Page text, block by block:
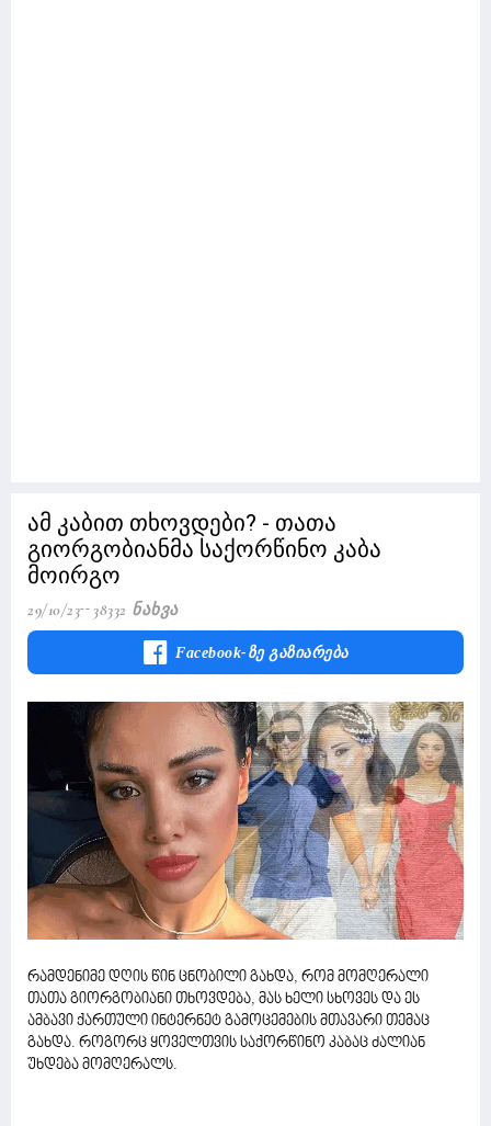
ამ კაბით თხოვდები? - თათა
გიორგობიანმა საქორწინო კაბა
მოირგო
29/10/23 38332 Ნახვა
Facebook-Ზე Გაზიარება
რამდენიმე დღის წინ ცნობილი გახდა, რომ მომღერალი
თათა გიორგობიანი თხოვდება, მას ხელი სხოვეს და ეს
ამბავი ქართული ინტერნეტ გამოცემების მთავარი თემაც
გახდა. როგორც ყოველთვის საქორწინო კაბაც ძალიან
უხდება მომღერალს.